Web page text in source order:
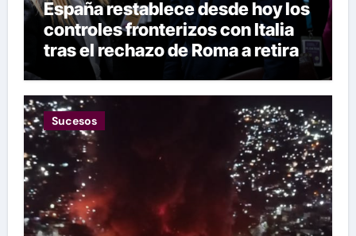
España restablece desde hoy los
controles fronterizos con Italia
tras el rechazo de Roma a retirar
las restricciones
Sucesos